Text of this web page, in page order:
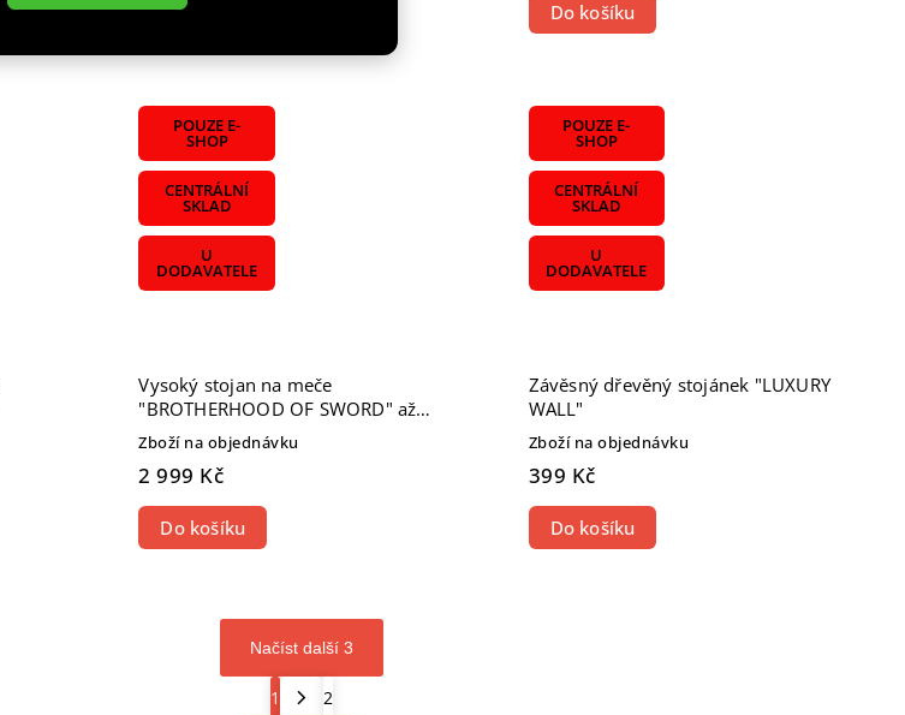
Do košíku Do košíku
POUZE E-
SHOP
CENTRÁLNÍ
SKLAD
U
DODAVATELE
Vysoký stojan na meče
"BROTHERHOOD OF SWORD" až
pro 16 mečů!
Zboží na objednávku
2 999 Kč
Do košíku
POUZE E-
SHOP
CENTRÁLNÍ
SKLAD
U
DODAVATELE
Závěsný dřevěný stojánek "LUXURY
WALL"
Zboží na objednávku
399 Kč
Do košíku
Načíst další 3
1
2